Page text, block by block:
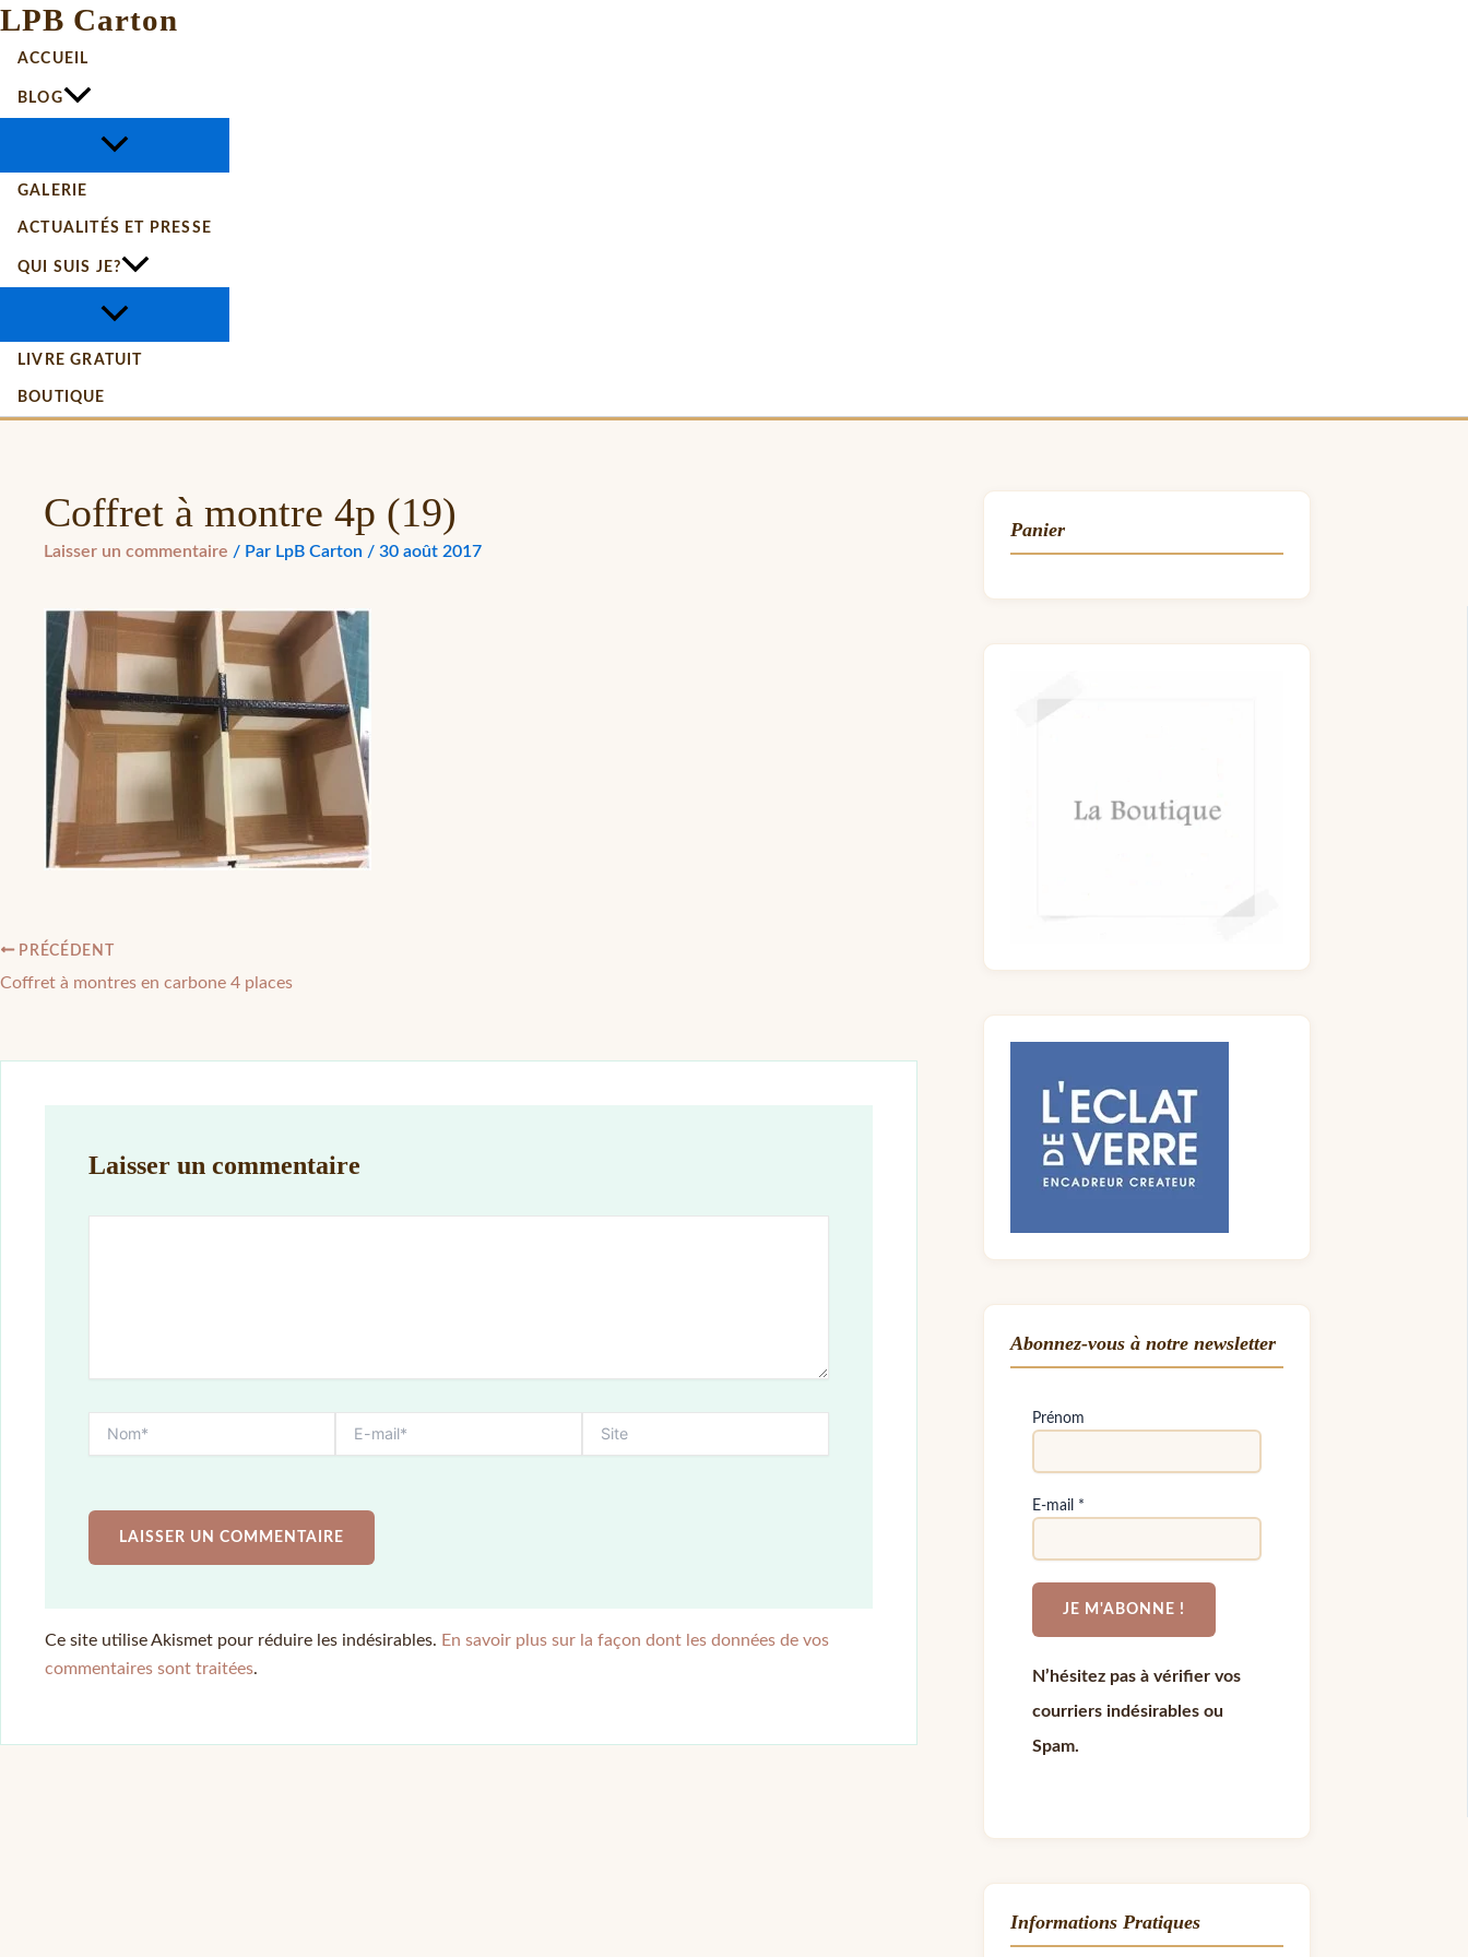
LPB Carton
ACCUEIL
BLOG
GALERIE
ACTUALITÉS ET PRESSE
QUI SUIS JE?
LIVRE GRATUIT
BOUTIQUE
Coffret à montre 4p (19)
Laisser un commentaire / Par LpB Carton / 30 août 2017
PRÉCÉDENT
Coffret à montres en carbone 4 places
Laisser un commentaire
Ce site utilise Akismet pour réduire les indésirables. En savoir plus sur la façon dont les données de vos
commentaires sont traitées.
Panier
Abonnez-vous à notre newsletter
Prénom
E-mail *
N’hésitez pas à vérifier vos
courriers indésirables ou
Spam.
Informations Pratiques